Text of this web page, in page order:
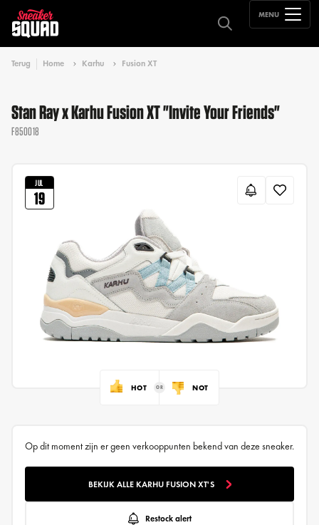
MENU
Terug Home Karhu Fusion XT
Stan Ray x Karhu Fusion XT "Invite Your Friends"
F850018
JUL
19
HOT NOT
Op dit moment zijn er geen verkooppunten bekend van deze sneaker.
BEKIJK ALLE KARHU FUSION XT'S
Restock alert